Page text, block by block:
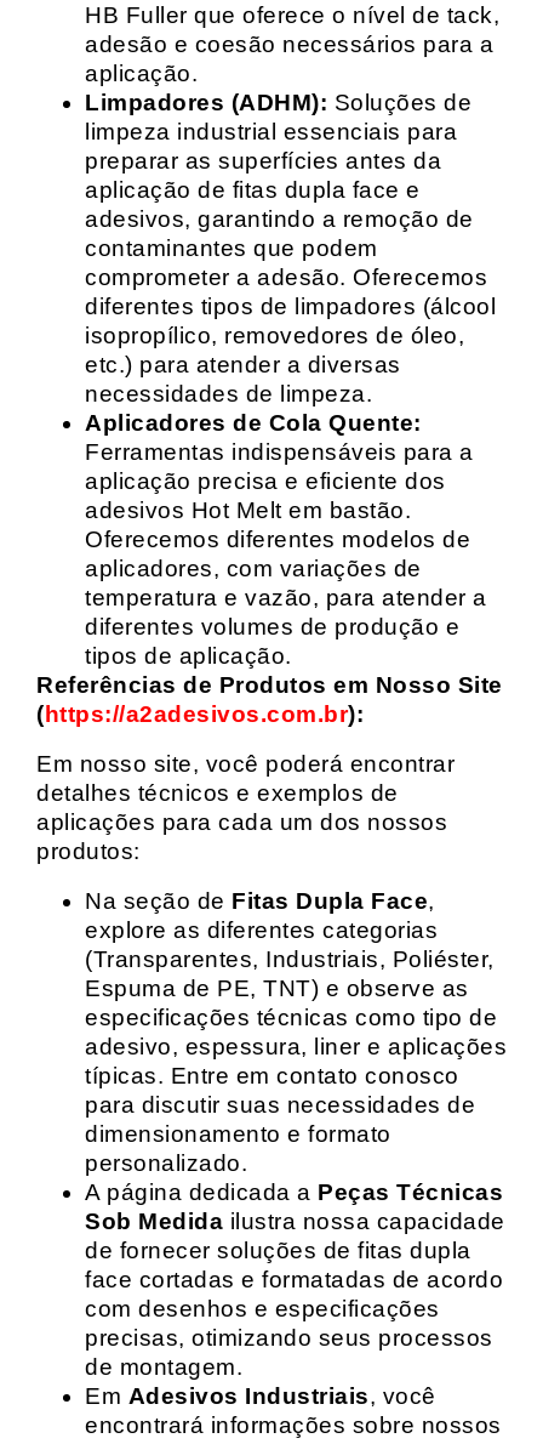
HB Fuller que oferece o nível de tack,
adesão e coesão necessários para a
aplicação.
Limpadores (ADHM): Soluções de
limpeza industrial essenciais para
preparar as superfícies antes da
aplicação de fitas dupla face e
adesivos, garantindo a remoção de
contaminantes que podem
comprometer a adesão. Oferecemos
diferentes tipos de limpadores (álcool
isopropílico, removedores de óleo,
etc.) para atender a diversas
necessidades de limpeza.
Aplicadores de Cola Quente:
Ferramentas indispensáveis para a
aplicação precisa e eficiente dos
adesivos Hot Melt em bastão.
Oferecemos diferentes modelos de
aplicadores, com variações de
temperatura e vazão, para atender a
diferentes volumes de produção e
tipos de aplicação.
Referências de Produtos em Nosso Site
(https://a2adesivos.com.br):
Em nosso site, você poderá encontrar
detalhes técnicos e exemplos de
aplicações para cada um dos nossos
produtos:
Na seção de Fitas Dupla Face,
explore as diferentes categorias
(Transparentes, Industriais, Poliéster,
Espuma de PE, TNT) e observe as
especificações técnicas como tipo de
adesivo, espessura, liner e aplicações
típicas. Entre em contato conosco
para discutir suas necessidades de
dimensionamento e formato
personalizado.
A página dedicada a Peças Técnicas
Sob Medida ilustra nossa capacidade
de fornecer soluções de fitas dupla
face cortadas e formatadas de acordo
com desenhos e especificações
precisas, otimizando seus processos
de montagem.
Em Adesivos Industriais, você
encontrará informações sobre nossos